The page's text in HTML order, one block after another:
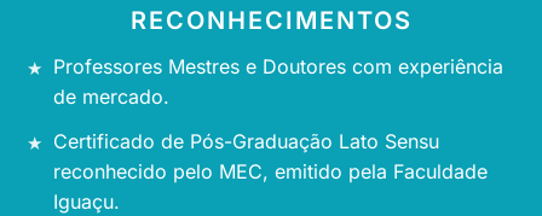
RECONHECIMENTOS
Professores Mestres e Doutores com experiência
de mercado.
Certificado de Pós-Graduação Lato Sensu
reconhecido pelo MEC, emitido pela Faculdade
Iguaçu.